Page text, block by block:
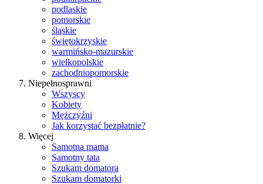
podlaskie
pomorskie
śląskie
świętokrzyskie
warmińsko-mazurskie
wielkopolskie
zachodniopomorskie
Niepełnosprawni
Wszyscy
Kobiety
Mężczyźni
Jak korzystać bezpłatnie?
Więcej
Samotna mama
Samotny tata
Szukam domatora
Szukam domatorki